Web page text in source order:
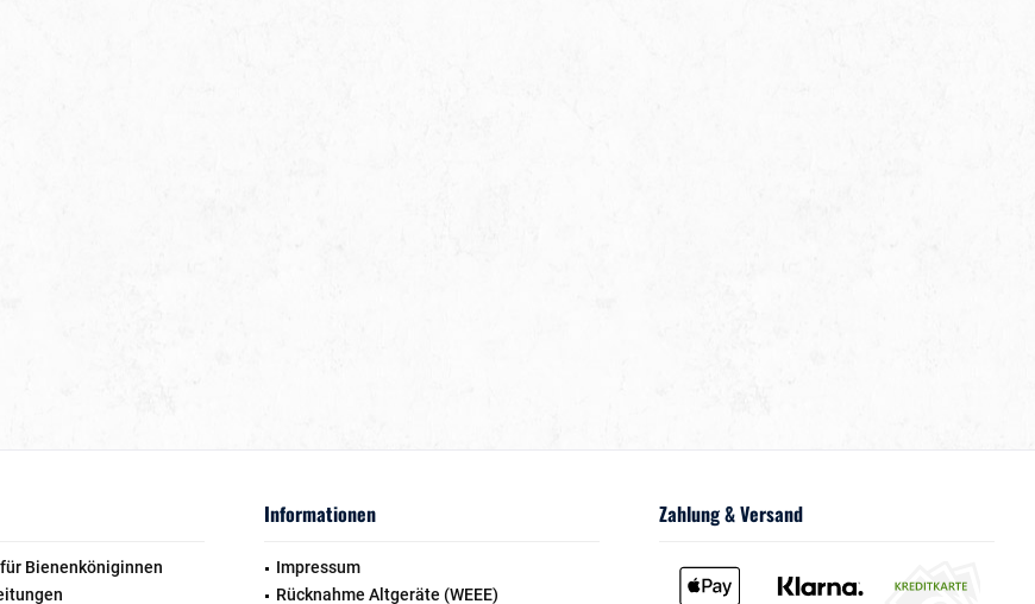
Bienenköniginnen
Informationen
Impressum
Rücknahme Altgeräte (WEEE)
Zahlung & Versand